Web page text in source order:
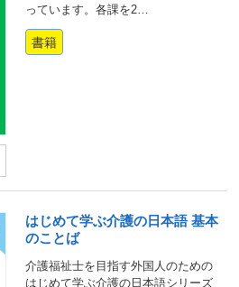
っています。各課を2…
書籍
はじめて学ぶ介護の日本語 基本
のことば
介護福祉士を目指す外国人のための
はじめて学ぶ介護の日本語シリーズ